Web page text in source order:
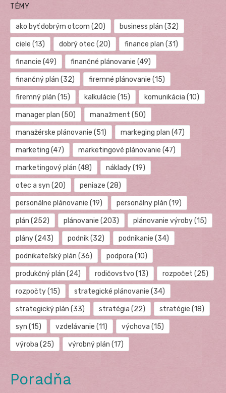
TÉMY
ako byť dobrým otcom (20) business plán (32)
ciele (13) dobrý otec (20) finance plan (31)
financie (49) finančné plánovanie (49)
finančný plán (32) firemné plánovanie (15)
firemný plán (15) kalkulácie (15) komunikácia (10)
manager plan (50) manažment (50)
manažérske plánovanie (51) markeging plan (47)
marketing (47) marketingové plánovanie (47)
marketingový plán (48) náklady(19)
otec a syn (20) peniaze (28)
personálne plánovanie (19) personálny plán (19)
plán (252) plánovanie (203) plánovanie výroby(15)
plány(243) podnik(32) podnikanie (34)
podnikateľský plán (36) podpora (10)
produkčný plán (24) rodičovstvo (13) rozpočet (25)
rozpočty(15) strategické plánovanie (34)
strategický plán (33) stratégia (22) stratégie (18)
syn (15) vzdelávanie (11) výchova (15)
výroba (25) výrobný plán (17)
Poradňa